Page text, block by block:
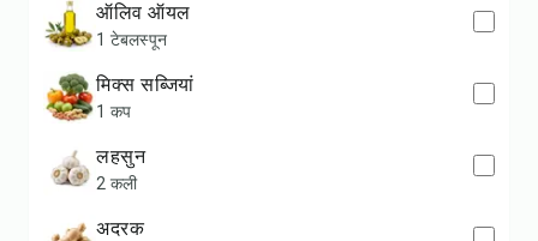
ऑलिव ऑयल
1 टेबलस्पून
मिक्स सब्जियां
1 कप
लहसुन
2 कली
अदरक